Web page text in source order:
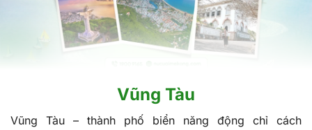
Vũng Tàu
Vũng Tàu – thành phố biển năng động chỉ cách